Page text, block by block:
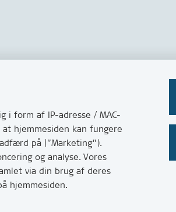
i form af IP-adresse / MAC-
hjemmesiden kan fungere
på (”Marketing”).
og analyse. Vores
via din brug af deres
hjemmesiden.